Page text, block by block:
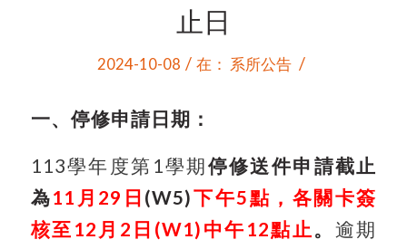
止日
2024-10-08 / 在： 系所公告 /
一、停修申請日期：
113學年度第1學期停修送件申請截止
為11月29日 (W5)下午5點，各關卡簽
核至 12 月2日(W1)中午12點止。 逾期